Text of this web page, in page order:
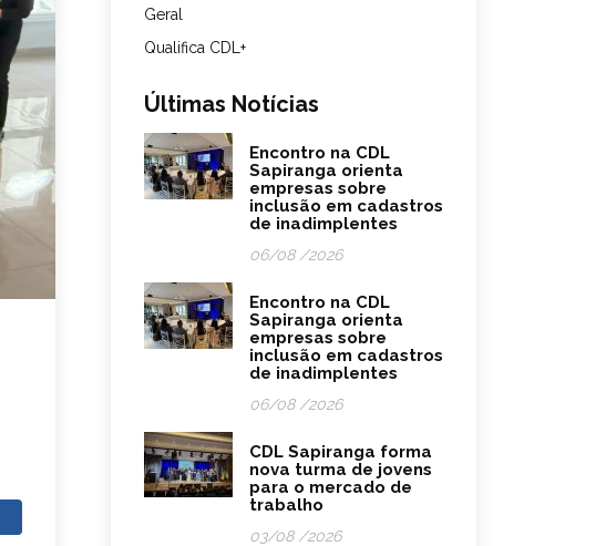
Geral
Qualifica CDL+
Últimas Notícias
Encontro na CDL
Sapiranga orienta
empresas sobre
inclusão em cadastros
de inadimplentes
06/08 /2026
Encontro na CDL
Sapiranga orienta
empresas sobre
inclusão em cadastros
de inadimplentes
06/08 /2026
CDL Sapiranga forma
nova turma de jovens
para o mercado de
trabalho
03/08 /2026